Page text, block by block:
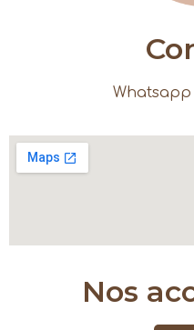
Whatsapp
Nos